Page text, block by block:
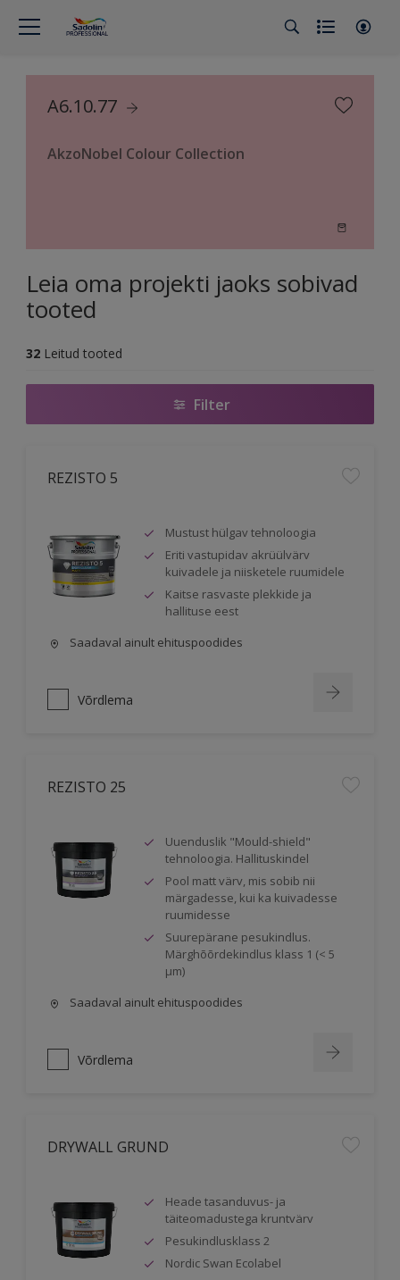
A6.10.77
AkzoNobel Colour Collection
Leia oma projekti jaoks sobivad
tooted
32 Leitud tooted
Filter
REZISTO 5
Mustust hülgav tehnoloogia
Eriti vastupidav akrüülvärv
kuivadele ja niisketele ruumidele
Kaitse rasvaste plekkide ja
hallituse eest
Saadaval ainult ehituspoodides
Võrdlema
REZISTO 25
Uuenduslik "Mould-shield"
tehnoloogia. Hallituskindel
Pool matt värv, mis sobib nii
märgadesse, kui ka kuivadesse
ruumidesse
Suurepärane pesukindlus.
Märghõõrdekindlus klass 1 (< 5
μm)
Saadaval ainult ehituspoodides
Võrdlema
DRYWALL GRUND
Heade tasanduvus- ja
täiteomadustega kruntvärv
Pesukindlusklass 2
Nordic Swan Ecolabel